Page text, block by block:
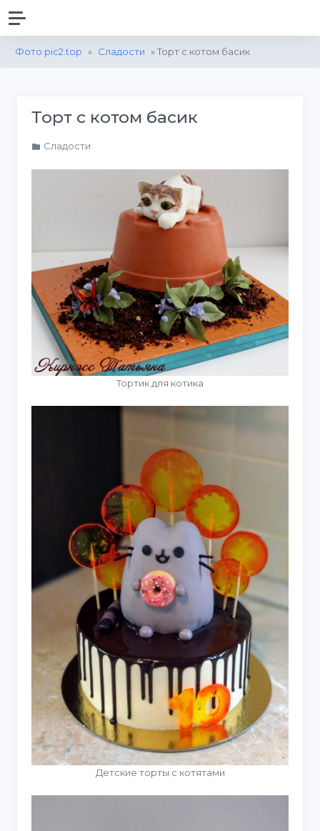
Фото pic2.top » Сладости » Торт с котом басик
Торт с котом басик
Сладости
Тортик для котика
Детские торты с котятами